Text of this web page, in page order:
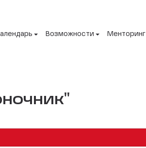
Возможности Менторинг